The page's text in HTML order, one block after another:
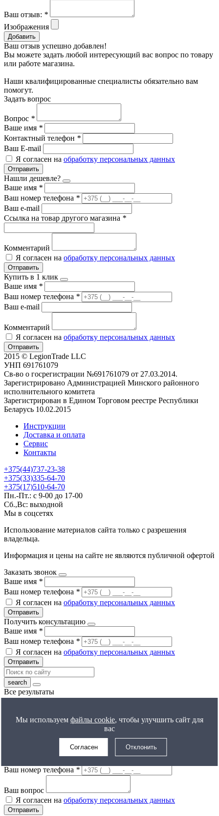
Ваш отзыв: *
Изображения
Добавить
Ваш отзыв успешно добавлен!
Вы можете задать любой интересующий вас вопрос по товару
или работе магазина.
Наши квалифицированные специалисты обязательно вам
помогут.
Задать вопрос
Вопрос *
Ваше имя *
Контактный телефон *
Ваш E-mail
Я согласен на обработку персональных данных
Отправить
Нашли дешевле?
Ваше имя *
Ваш номер телефона *
Ваш e-mail
Ссылка на товар другого магазина *
Комментарий
Я согласен на обработку персональных данных
Отправить
Купить в 1 клик
Ваше имя *
Ваш номер телефона *
Ваш e-mail
Комментарий
Я согласен на обработку персональных данных
Отправить
2015 © LegionTrade LLC
УНП 691761079
Св-во о госрегистрации №691761079 от 27.03.2014.
Зарегистрировано Администрацией Минского районного
исполнительного комитета
Зарегистрирован в Едином Торговом реестре Республики
Беларусь 10.02.2015
Инструкции
Доставка и оплата
Сервис
Контакты
+375(44)737-23-38
+375(33)335-64-70
+375(17)510-64-70
Пн.-Пт.: с 9-00 до 17-00
Сб.,Вс: выходной
Мы в соцсетях
Использование материалов сайта только с разрешения
владельца.
Информация и цены на сайте не являются публичной офертой
Заказать звонок
Ваше имя *
Ваш номер телефона *
Я согласен на обработку персональных данных
Отправить
Получить консультацию
Ваше имя *
Ваш номер телефона *
Я согласен на обработку персональных данных
Отправить
Все результаты
Получить расчет цены
Ваш номер телефона*
обработку персональных данных
Ваш номер телефона *
Ваш вопрос
Я согласен на обработку персональных данных
Отправить
Мы используем файлы cookie, чтобы улучшить сайт для
вас
Согласен Отклонить